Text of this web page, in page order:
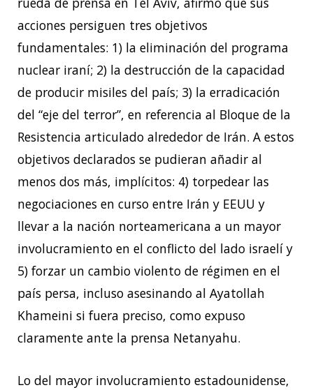
acciones persiguen tres objetivos
fundamentales: 1) la eliminación del programa
nuclear iraní; 2) la destrucción de la capacidad
de producir misiles del país; 3) la erradicación
del “eje del terror”, en referencia al Bloque de la
Resistencia articulado alrededor de Irán. A estos
objetivos declarados se pudieran añadir al
menos dos más, implícitos: 4) torpedear las
negociaciones en curso entre Irán y EEUU y
llevar a la nación norteamericana a un mayor
involucramiento en el conflicto del lado israelí y
5) forzar un cambio violento de régimen en el
país persa, incluso asesinando al Ayatollah
Khameini si fuera preciso, como expuso
claramente ante la prensa Netanyahu.
Lo del mayor involucramiento estadounidense,